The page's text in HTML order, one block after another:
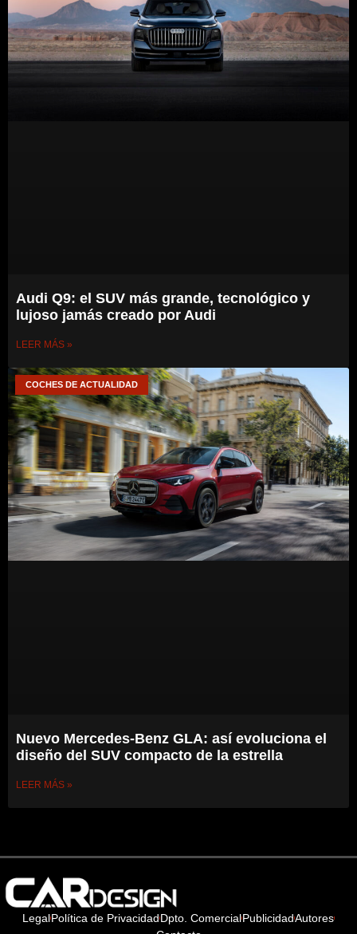
Audi Q9: el SUV más grande, tecnológico y
lujoso jamás creado por Audi
LEER MÁS »
COCHES DE ACTUALIDAD
Nuevo Mercedes-Benz GLA: así evoluciona el
diseño del SUV compacto de la estrella
LEER MÁS »
LegalPolítica de PrivacidadDpto. ComercialPublicidadAutores